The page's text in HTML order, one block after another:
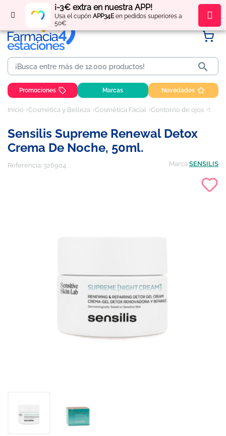
¡-3€ extra en nuestra APP!
Usa el cupón APP34Een pedidos superiores a
50€
Regístratey obténpuntos por tus compras

Promociones Marcas Novedades
Inicio Cosmética y Belleza Cosmética Facial Contorno de ojos
Sensilis Supreme Renewal Detox
Crema De Noche, 50ml.
Referencia: 326904 Marca SENSILIS